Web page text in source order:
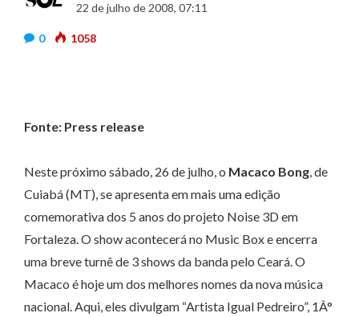
22 de julho de 2008, 07:11
0 1058
Fonte: Press release
Neste próximo sábado, 26 de julho, o Macaco Bong, de
Cuiabá (MT), se apresenta em mais uma edição
comemorativa dos 5 anos do projeto Noise 3D em
Fortaleza. O show acontecerá no Music Box e encerra
uma breve turnê de 3 shows da banda pelo Ceará. O
Macaco é hoje um dos melhores nomes da nova música
nacional. Aqui, eles divulgam “Artista Igual Pedreiro”, 1Â°